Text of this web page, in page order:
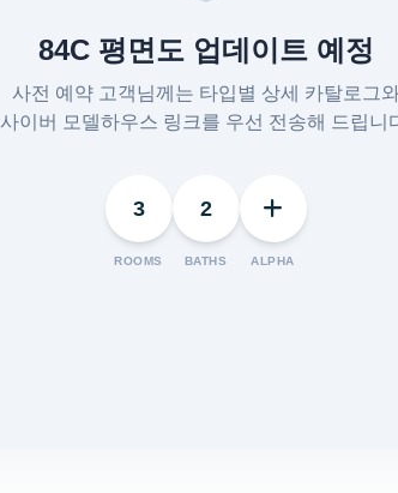
84C 평면도 업데이트 예정
사전 예약 고객님께는 타입별 상세 카탈로그
사이버 모델하우스 링크를 우선 전송해 드립니
3
ROOMS
2
BATHS ALPHA